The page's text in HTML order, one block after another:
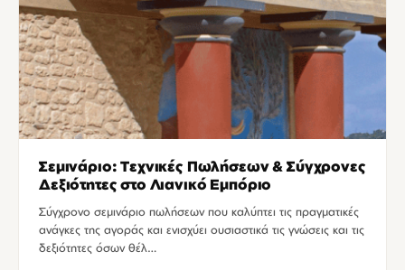
Σεμινάριο: Τεχνικές Πωλήσεων & Σύγχρονες
Δεξιότητες στο Λιανικό Εμπόριο
Σύγχρονο σεμινάριο πωλήσεων που καλύπτει τις πραγματικές
ανάγκες της αγοράς και ενισχύει ουσιαστικά τις γνώσεις και τις
δεξιότητες όσων θέλ…